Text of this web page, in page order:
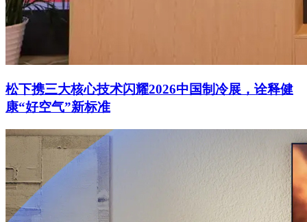
松下携三大核心技术闪耀2026中国制冷展，诠释健
康“好空气”新标准